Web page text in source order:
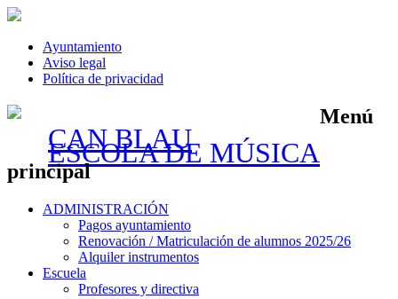
Ayuntamiento
Aviso legal
Política de privacidad
CAN BLAU
ESCOLA DE MÚSICA
Menú
principal
Saltar
ADMINISTRACIÓN
Pagos ayuntamiento
Renovación / Matriculación de alumnos 2025/26
Alquiler instrumentos
Escuela
Profesores y directiva